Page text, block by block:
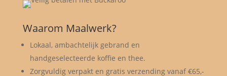
Waarom Maalwerk?
Lokaal, ambachtelijk gebrand en
handgeselecteerde koffie en thee.
Zorgvuldig verpakt en gratis verzending vanaf €65,-